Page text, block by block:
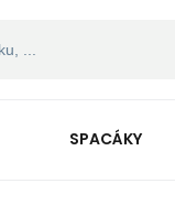
SPACÁKY